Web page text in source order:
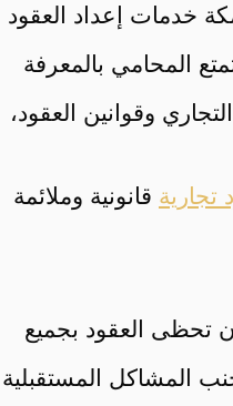
خدمات إعداد العقود
المحامي بالمعرفة
وقوانين العقود،
تجارية قانونية وملائمة
تحظى العقود بجميع
المشاكل المستقبلية